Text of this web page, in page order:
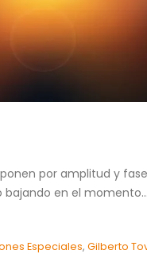
por amplitud y
bajando en el momento...
Especiales, Gilberto